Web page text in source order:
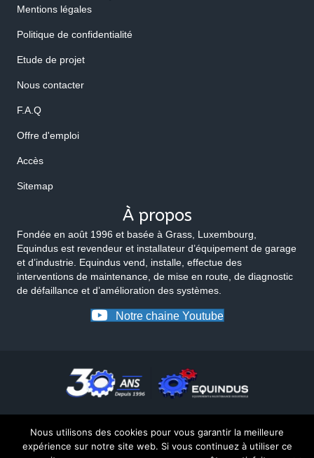
Mentions légales
Politique de confidentialité
Etude de projet
Nous contacter
F.A.Q
Offre d'emploi
Accès
Sitemap
À propos
Fondée en août 1996 et basée à Grass, Luxembourg,
Equindus est revendeur et installateur d’équipement de garage
et d’industrie. Equindus vend, installe, effectue des
interventions de maintenance, de mise en route, de diagnostic
de défaillance et d’amélioration des systèmes.
Notre chaine Youtube
Nous utilisons des cookies pour vous garantir la meilleure
expérience sur notre site web. Si vous continuez à utiliser ce